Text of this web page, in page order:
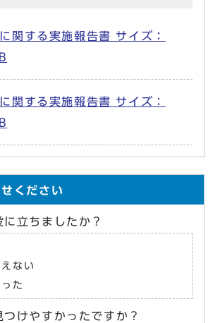
関する実施報告書 サイズ：
関する実施報告書 サイズ：
ください
立ちましたか？
ない
た
けやすかったですか？